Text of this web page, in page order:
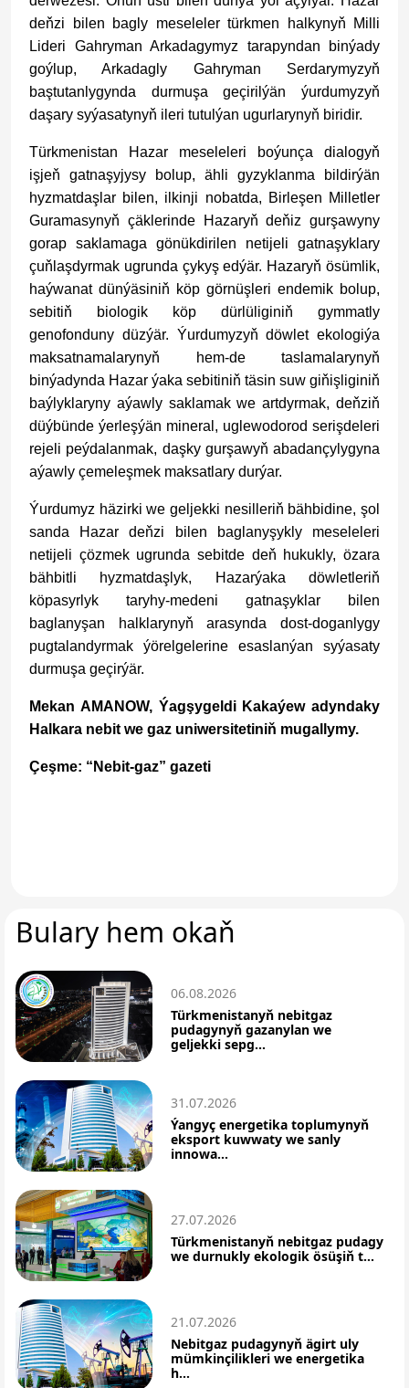
deňzi bilen bagly meseleler türkmen halkynyň Milli
Lideri Gahryman Arkadagymyz tarapyndan binýady
goýlup, Arkadagly Gahryman Serdarymyzyň
baştutanlygynda durmuşa geçirilýän ýurdumyzyň
daşary syýasatynyň ileri tutulýan ugurlarynyň biridir.
Türkmenistan Hazar meseleleri boýunça dialogyň
işjeň gatnaşyjysy bolup, ähli gyzyklanma bildirýän
hyzmatdaşlar bilen, ilkinji nobatda, Birleşen Milletler
Guramasynyň çäklerinde Hazaryň deňiz gurşawyny
gorap saklamaga gönükdirilen netijeli gatnaşyklary
çuňlaşdyrmak ugrunda çykyş edýär. Hazaryň ösümlik,
haýwanat dünýäsiniň köp görnüşleri endemik bolup,
sebitiň biologik köp dürlüliginiň gymmatly
genofonduny düzýär. Ýurdumyzyň döwlet ekologiýa
maksatnamalarynyň hem-de taslamalarynyň
binýadynda Hazar ýaka sebitiniň täsin suw giňişliginiň
baýlyklaryny aýawly saklamak we artdyrmak, deňziň
düýbünde ýerleşýän mineral, uglewodorod serişdeleri
rejeli peýdalanmak, daşky gurşawyň abadançylygyna
aýawly çemeleşmek maksatlary durýar.
Ýurdumyz häzirki we geljekki nesilleriň bähbidine, şol
sanda Hazar deňzi bilen baglanyşykly meseleleri
netijeli çözmek ugrunda sebitde deň hukukly, özara
bähbitli hyzmatdaşlyk, Hazarýaka döwletleriň
köpasyrlyk taryhy-medeni gatnaşyklar bilen
baglanyşan halklarynyň arasynda dost-doganlygy
pugtalandyrmak ýörelgelerine esaslanýan syýasaty
durmuşa geçirýär.
Mekan AMANOW, Ýagşygeldi Kakaýew adyndaky
Halkara nebit we gaz uniwersitetiniň mugallymy.
Çeşme: “Nebit-gaz” gazeti
Bulary hem okaň
06.08.2026
Türkmenistanyň nebitgaz
pudagynyň gazanylan we
geljekki sepg...
31.07.2026
Ýangyç energetika toplumynyň
eksport kuwwaty we sanly
innowa...
27.07.2026
Türkmenistanyň nebitgaz pudagy
we durnukly ekologik ösüşiň t...
21.07.2026
Nebitgaz pudagynyň ägirt uly
mümkinçilikleri we energetika
h...